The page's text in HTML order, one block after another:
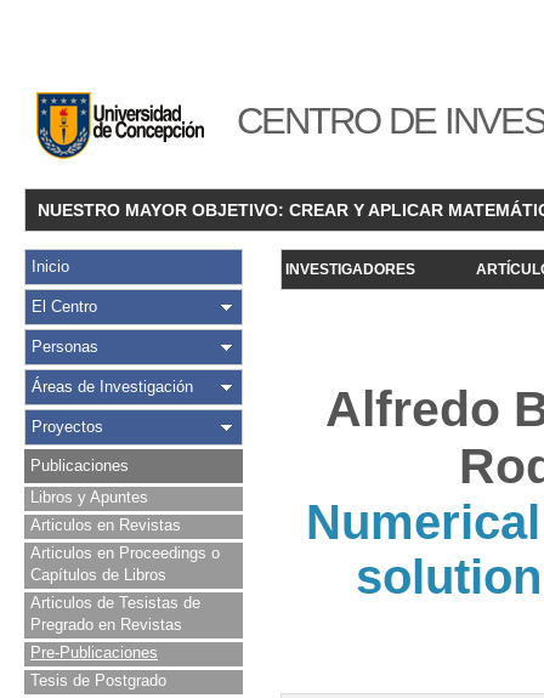
CENTRO DE
NUESTRO MAYOR OBJETIVO: CREAR Y APLICAR
Inicio
El Centro
Personas
Áreas de Investigación
Proyectos
Publicaciones
Libros y Apuntes
Articulos en Revistas
Articulos en Proceedings o
Capítulos de Libros
Articulos de Tesistas de
Pregrado en Revistas
Pre-Publicaciones
Tesis de Postgrado
INVESTIGADORES
Alfredo